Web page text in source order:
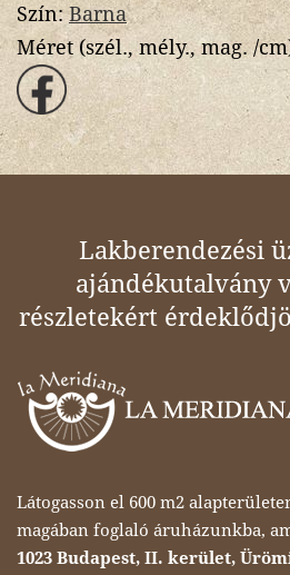
Szín:Barna
Méret (szél., mély., mag. /
Lakberendezési
ajándékutalvány
részletekért
Látogasson el 600 m2
magában foglaló áruházunkba,
1023 Budapest, II. kerület,